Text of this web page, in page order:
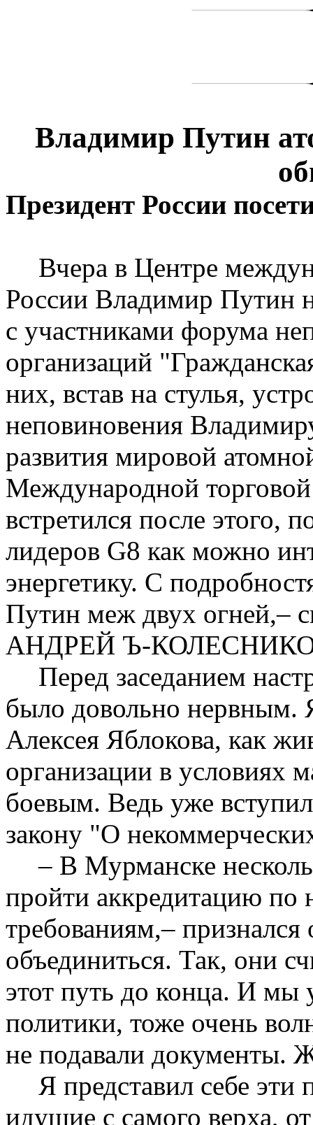
Владимир Путин
Президент России
Вчера в Центре
России Владимир Путин
с участниками форума
организаций
них, встав на стулья,
неповиновения
развития мировой
Международной
встретился после этого,
лидеров G8 как можно
энергетику. С
Путин меж двух огней,–
АНДРЕЙ Ъ-
Перед заседанием
было довольно нервным.
Алексея Яблокова, как
организации в условиях
боевым. Ведь уже
закону "О
– В Мурманске
пройти аккредитацию
требованиям,–
объединиться. Так, они
этот путь до конца. И мы
политики, тоже очень
не подавали документы.
Я представил себе
идущие с самого верха,